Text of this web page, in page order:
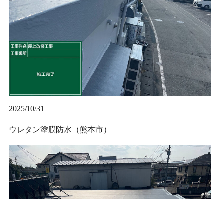
2025/10/31
ウレタン塗膜防水（熊本市）